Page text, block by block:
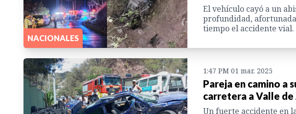
NACIONALES
El vehículo cayó a un
profundidad,
tiempo el accidente vial.
1:47 PM 01 mar. 2025
Pareja en camino a
carretera a Valle de
Un fuerte accidente en